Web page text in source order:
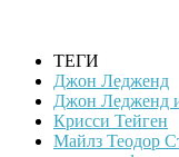
ТЕГИ
Джон Ледженд
Джон Ледженд
Крисси Тейген
Майлз Теодор